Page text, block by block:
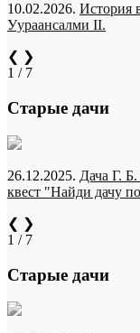
10.02.2026. История
Уураансалми II.
❮ ❯
1 / 7
Старые дачи
26.12.2025. Дача Г.
квест "Найди дачу
❮ ❯
1 / 7
Старые дачи